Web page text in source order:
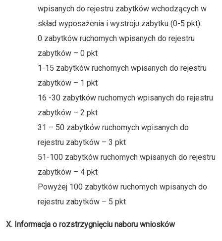
wpisanych do rejestru zabytków wchodzących w
skład wyposażenia i wystroju zabytku (0-5 pkt).
0 zabytków ruchomych wpisanych do rejestru
zabytków – 0 pkt
1-15 zabytków ruchomych wpisanych do rejestru
zabytków – 1 pkt
16 -30 zabytków ruchomych wpisanych do rejestru
zabytków – 2 pkt
31 – 50 zabytków ruchomych wpisanych do
rejestru zabytków – 3 pkt
51-100 zabytków ruchomych wpisanych do rejestru
zabytków – 4 pkt
Powyżej 100 zabytków ruchomych wpisanych do
rejestru zabytków – 5 pkt
X. Informacja o rozstrzygnięciu naboru wniosków